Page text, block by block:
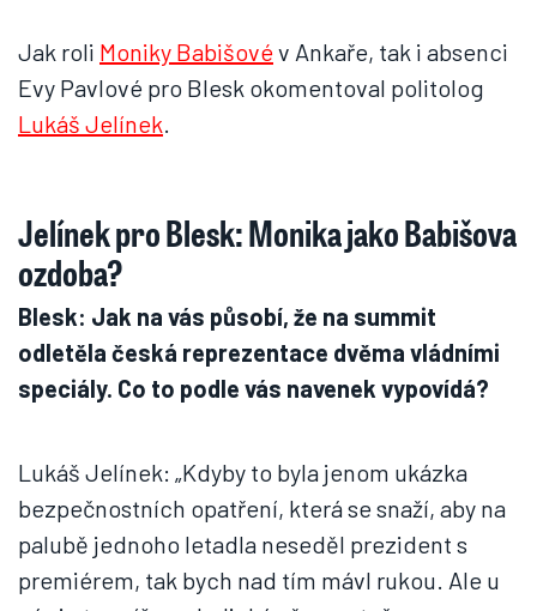
Jak roli Moniky Babišovév Ankaře, tak i absenci
Evy Pavlové pro Blesk okomentoval politolog
Lukáš Jelínek.
Jelínek pro Blesk: Monika jako Babišova
ozdoba?
Blesk: Jak na vás působí, že na summit
odletěla česká reprezentace dvěma vládními
speciály. Co to podle vás navenek vypovídá?
Lukáš Jelínek: „Kdyby to byla jenom ukázka
bezpečnostních opatření, která se snaží, aby na
palubě jednoho letadla neseděl prezident s
premiérem, tak bych nad tím mávl rukou. Ale u